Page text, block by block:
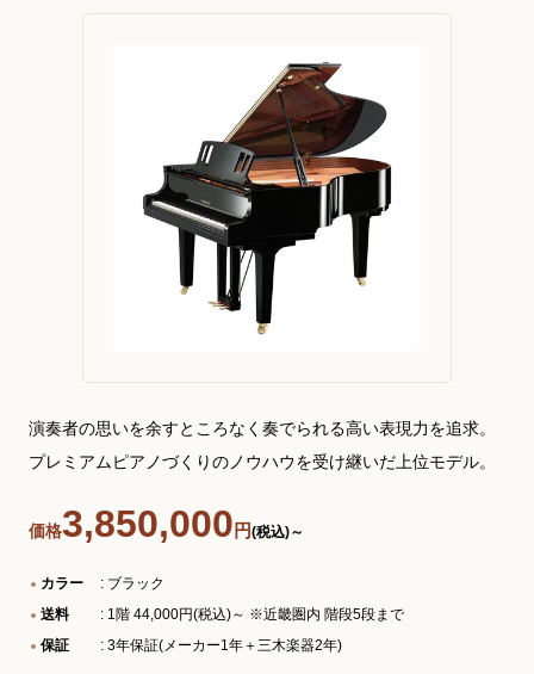
演奏者の思いを余すところなく奏でられる高い表現力を追求。
プレミアムピアノづくりのノウハウを受け継いだ上位モデル。
価格3,850,000 円(税込)～
カラー
: ブラック
送料
: 1階 44,000円(税込)～ ※近畿圏内 階段5段まで
保証
: 3年保証(メーカー1年＋三木楽器2年)